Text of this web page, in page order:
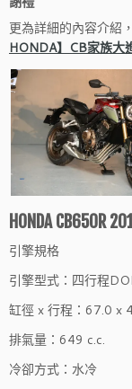
更為詳細的內容介紹
HONDA】CB家族大
HONDA CB650R
引擎規格
引擎型式：四行程
缸徑 x 行程：67.0 x
排氣量：649 c.c.
冷卻方式：水冷